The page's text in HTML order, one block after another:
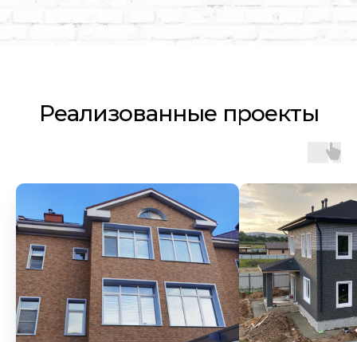
Реализованные проекты